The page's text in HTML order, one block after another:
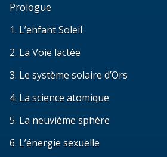
Prologue
1. L’enfant Soleil
2. La Voie lactée
3. Le système solaire d’Ors
4. La science atomique
5. La neuvième sphère
6. L’énergie sexuelle